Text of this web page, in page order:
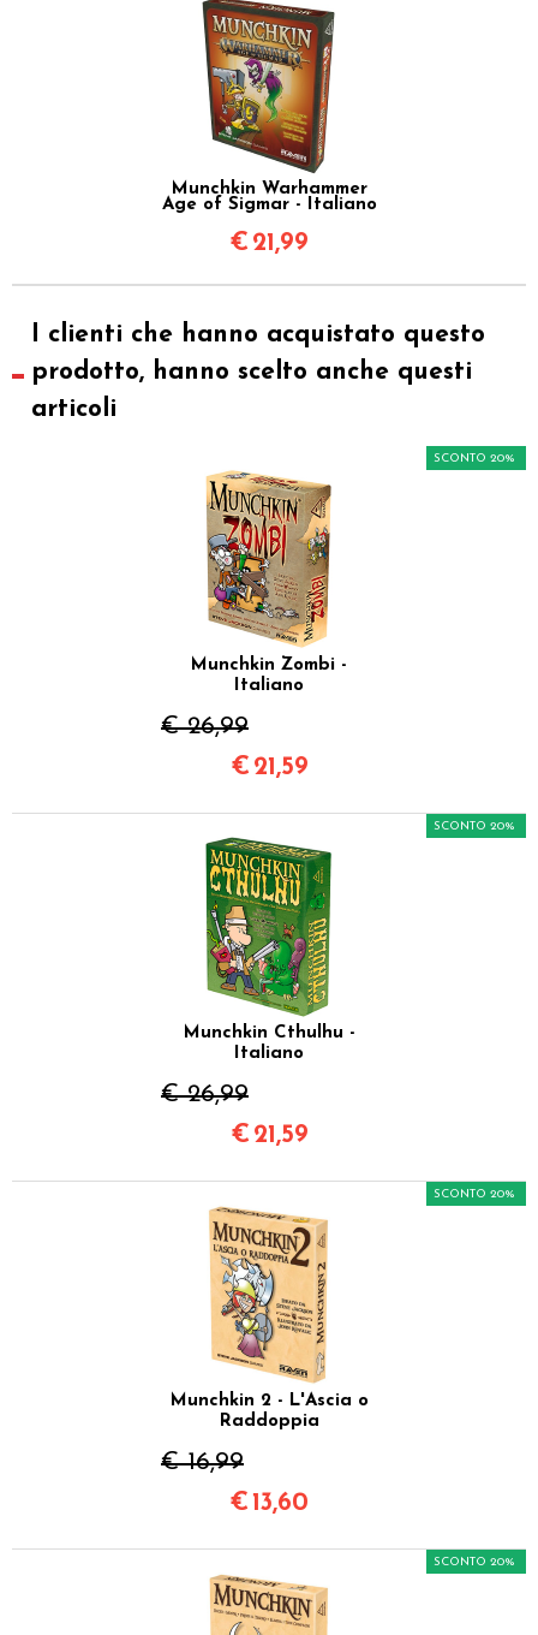
Munchkin Warhammer
Age of Sigmar - Italiano
€ 21,99
I clienti che hanno acquistato questo
prodotto, hanno scelto anche questi
articoli
Munchkin Zombi -
Italiano
€ 26,99
SCONTO 20%
€ 21,59
Munchkin Cthulhu -
Italiano
€ 26,99
SCONTO 20%
€ 21,59
Munchkin 2 - L'Ascia o
Raddoppia
€ 16,99
SCONTO 20%
€ 13,60
SCONTO 20%